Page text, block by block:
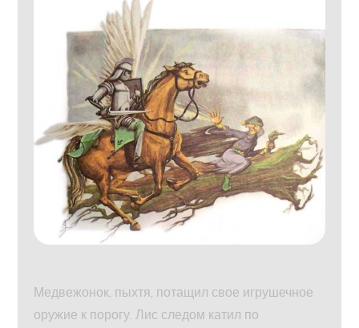
Медвежонок, пыхтя, потащил свое игрушечное
оружие к порогу. Лис следом катил по